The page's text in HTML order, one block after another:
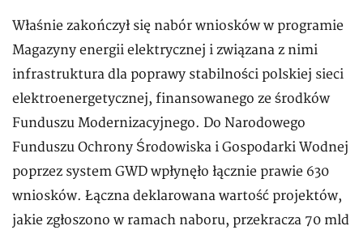
Właśnie zakończył się nabór wniosków w programie
Magazyny energii elektrycznej i związana z nimi
infrastruktura dla poprawy stabilności polskiej sieci
elektroenergetycznej, finansowanego ze środków
Funduszu Modernizacyjnego. Do Narodowego
Funduszu Ochrony Środowiska i Gospodarki Wodnej
poprzez system GWD wpłynęło łącznie prawie 630
wniosków. Łączna deklarowana wartość projektów,
jakie zgłoszono w ramach naboru, przekracza 70 mld